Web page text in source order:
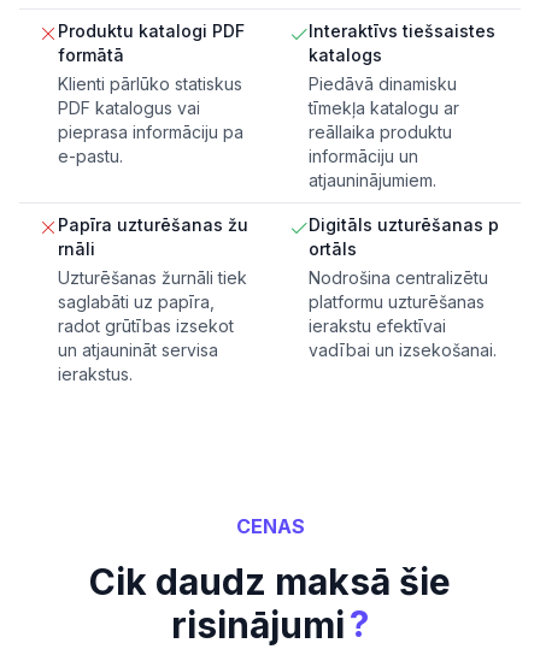
Produktu katalogi PDF
formātā
Klienti pārlūko statiskus
PDF katalogus vai
pieprasa informāciju pa
e-pastu.
Interaktīvs tiešsaistes
katalogs
Piedāvā dinamisku
tīmekļa katalogu ar
reāllaika produktu
informāciju un
atjauninājumiem.
Papīra uzturēšanas žu
rnāli
Uzturēšanas žurnāli tiek
saglabāti uz papīra,
radot grūtības izsekot
un atjaunināt servisa
ierakstus.
Digitāls uzturēšanas p
ortāls
Nodrošina centralizētu
platformu uzturēšanas
ierakstu efektīvai
vadībai un izsekošanai.
CENAS
Cik daudz maksā šie
risinājumi?